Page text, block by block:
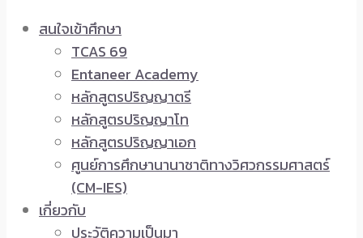
สนใจเข้าศึกษา
TCAS 69
Entaneer Academy
หลักสูตรปริญญาตรี
หลักสูตรปริญญาโท
หลักสูตรปริญญาเอก
ศูนย์การศึกษานานาชาติทางวิศวกรรมศาสตร์
(CM-IES)
เกี่ยวกับ
ประวัติความเป็นมา